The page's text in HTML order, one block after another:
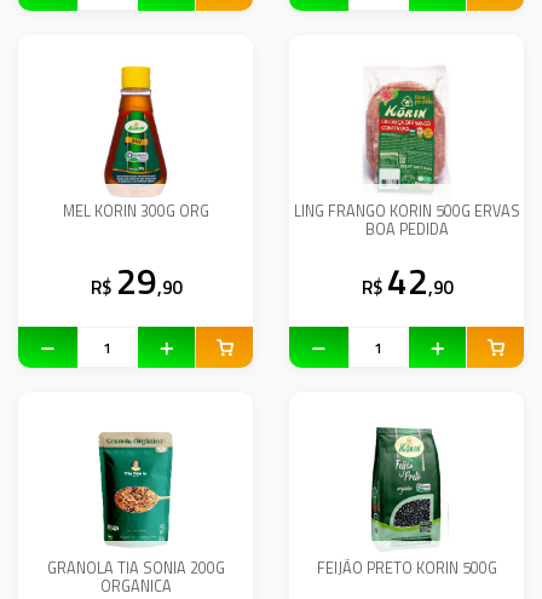
MEL KORIN 300G ORG
R$ 29,90
LING FRANGO KORIN 500G ERVAS
BOA PEDIDA
R$ 42,90
GRANOLA TIA SONIA 200G
ORGANICA
FEIJÃO PRETO KORIN 500G